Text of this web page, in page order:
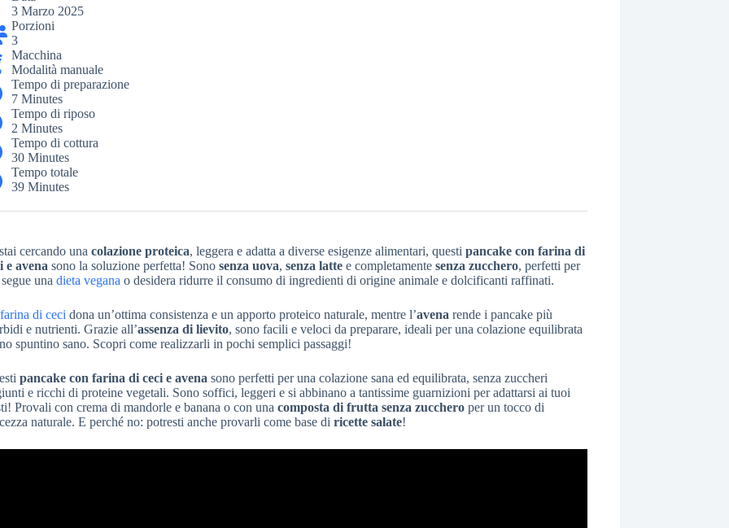
3 Marzo 2025
Porzioni
3
Macchina
Modalità manuale
Tempo di preparazione
7 Minutes
Tempo di riposo
2 Minutes
Tempo di cottura
30 Minutes
Tempo totale
39 Minutes
cercando unacolazione proteica, leggera e adatta a diverse esigenze alimentari, questipancake con farina di
e avena sono la soluzione perfetta! Sonosenza uova,senza latte e completamentesenza zucchero, perfetti per
unadieta vegana o desidera ridurre il consumo di ingredienti di origine animale e dolcificanti raffinati.
farina di ceci dona un’ottima consistenza e un apporto proteico naturale, mentre l’avena rende i pancake più
e nutrienti. Grazie all’assenza di lievito, sono facili e veloci da preparare, ideali per una colazione equilibrata
spuntino sano. Scopri come realizzarli in pochi semplici passaggi!
pancake con farina di ceci e avena sono perfetti per una colazione sana ed equilibrata, senza zuccheri
e ricchi di proteine vegetali. Sono soffici, leggeri e si abbinano a tantissime guarnizioni per adattarsi ai tuoi
Provali con crema di mandorle e banana o con unacomposta di frutta senza zucchero per un tocco di
naturale. E perché no: potresti anche provarli come base diricette salate!